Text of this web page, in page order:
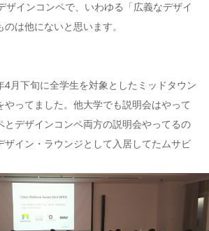
ザインコンペで、いわゆる「広義なデザイ
は他にないと思います。
4月下旬に全学生を対象としたミッドタウン
やってました。他大学でも説明会はやって
とデザインコンペ両方の説明会やってるの
ザイン・ラウンジとして入居してたムサビ